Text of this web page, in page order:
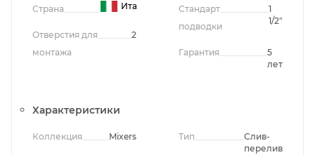
Страна Италия
Отверстия для
монтажа
2
Стандарт
подводки
1
1/2"
Гарантия
5
лет
Характеристики
Коллекция Mixers Тип
Слив-
перелив